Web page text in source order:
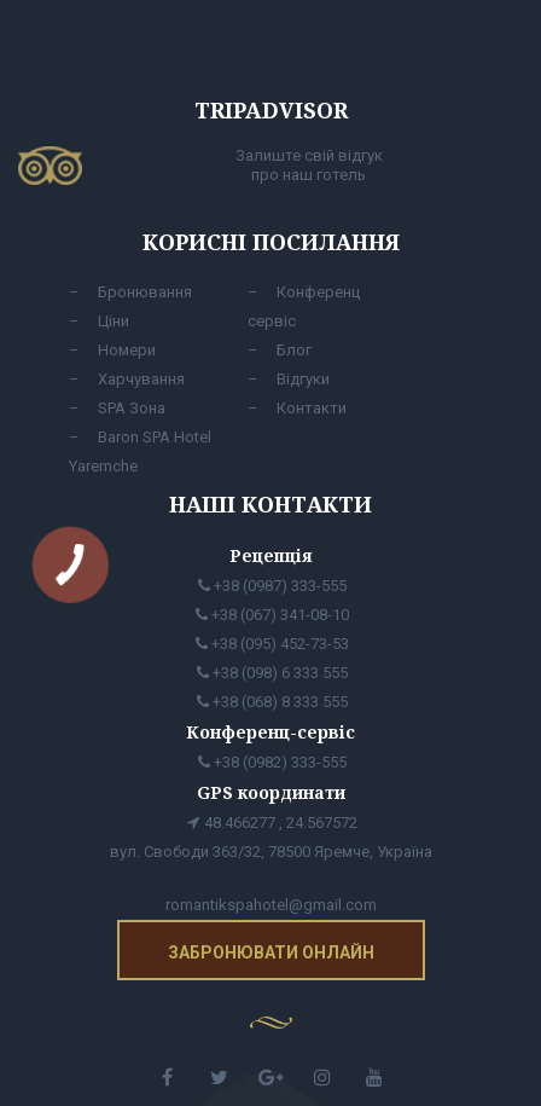
TRIPADVISOR
Залиште свій відгук
про наш готель
КОРИСНІ ПОСИЛАННЯ
Бронювання
Ціни
Номери
Харчування
SPA Зона
Baron SPA Hotel
Yaremche
Конференц
сервіс
Блог
Відгуки
Контакти
НАШІ КОНТАКТИ
Рецепція
+38 (0987) 333-555
+38 (067) 341-08-10
+38 (095) 452-73-53
+38 (098) 6 333 555
+38 (068) 8 333 555
Конференц-сервіс
+38 (0982) 333-555
GPS координати
48.466277 , 24.567572
вул. Свободи 363/32, 78500 Яремче, Україна
romantikspahotel@gmail.com
ЗАБРОНЮВАТИ ОНЛАЙН